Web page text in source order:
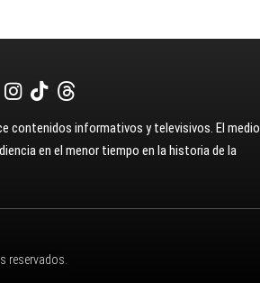
contenidos informativos y televisivos. El medio
en el menor tiempo en la historia de la
reservados.